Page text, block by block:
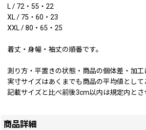
L / 72・55・22
XL / 75・60・23
XXL / 80・65・25
着丈・身幅・袖丈の順番です。
測り方・平置きの状態・商品の個体差・加
実寸サイズはあくまでも商品の平均値として
記載サイズと比べ前後3cm以内は規定内とさ
商品詳細